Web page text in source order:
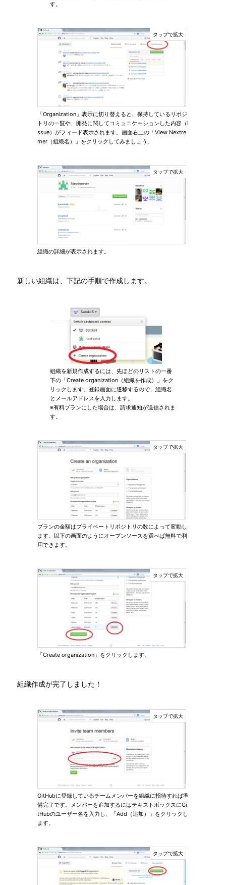
す。
「Organization」表示に切り替えると、保持しているリポジ
トリの一覧や、開発に関してコミュニケーションした内容（i
ssue）がフィード表示されます。画面右上の「View Nextre
mer（組織名）」をクリックしてみましょう。
組織の詳細が表示されます。
新しい組織は、下記の手順で作成します。
組織を新規作成するには、先ほどのリストの一番
下の「Create organization（組織を作成）」をク
リックします。登録画面に遷移するので、組織名
とメールアドレスを入力します。
※有料プランにした場合は、請求通知が送信されま
す。
プランの金額はプライベートリポジトリの数によって変動し
ます。以下の画面のようにオープンソースを選べば無料で利
用できます。
「Create organization」をクリックします。
組織作成が完了しました！
GitHubに登録しているチームメンバーを組織に招待すれば準
備完了です。メンバーを追加するにはテキストボックスにGi
tHubのユーザー名を入力し、「Add（追加）」をクリックし
ます。